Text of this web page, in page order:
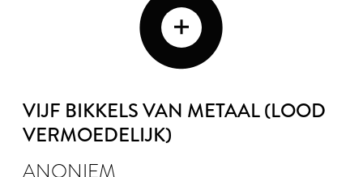
VIJF BIKKELS VAN METAAL (LOOD
VERMOEDELIJK)
ANONIEM